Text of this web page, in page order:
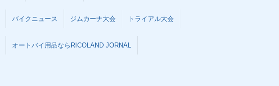
バイクニュース ジムカーナ大会 トライアル大会
オートバイ用品ならRICOLAND JORNAL